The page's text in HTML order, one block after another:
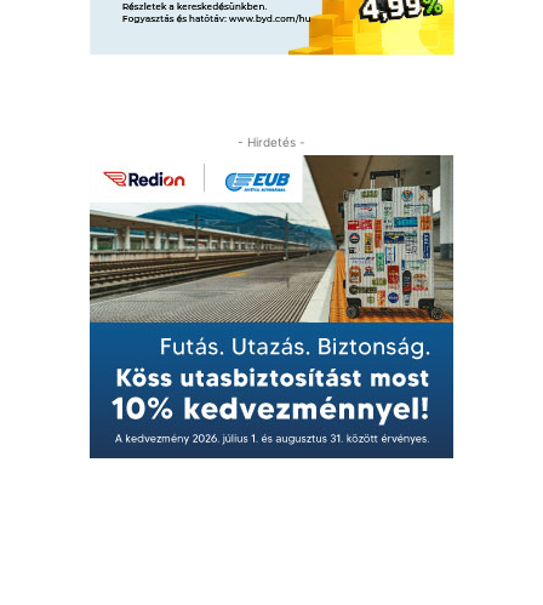
- Hirdetés -